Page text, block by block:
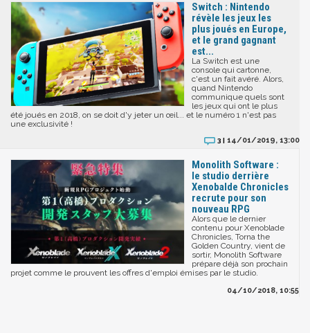
Switch : Nintendo
révèle les jeux les
plus joués en Europe,
et le grand gagnant
est...
La Switch est une
console qui cartonne,
c'est un fait avéré. Alors,
quand Nintendo
communique quels sont
les jeux qui ont le plus
été joués en 2018, on se doit d'y jeter un œil... et le numéro 1 n'est pas
une exclusivité !
3 | 14/01/2019, 13:00
Monolith Software :
le studio derrière
Xenobalde Chronicles
recrute pour son
nouveau RPG
Alors que le dernier
contenu pour Xenoblade
Chronicles, Torna the
Golden Country, vient de
sortir, Monolith Software
prépare déjà son prochain
projet comme le prouvent les offres d'emploi émises par le studio.
04/10/2018, 10:55